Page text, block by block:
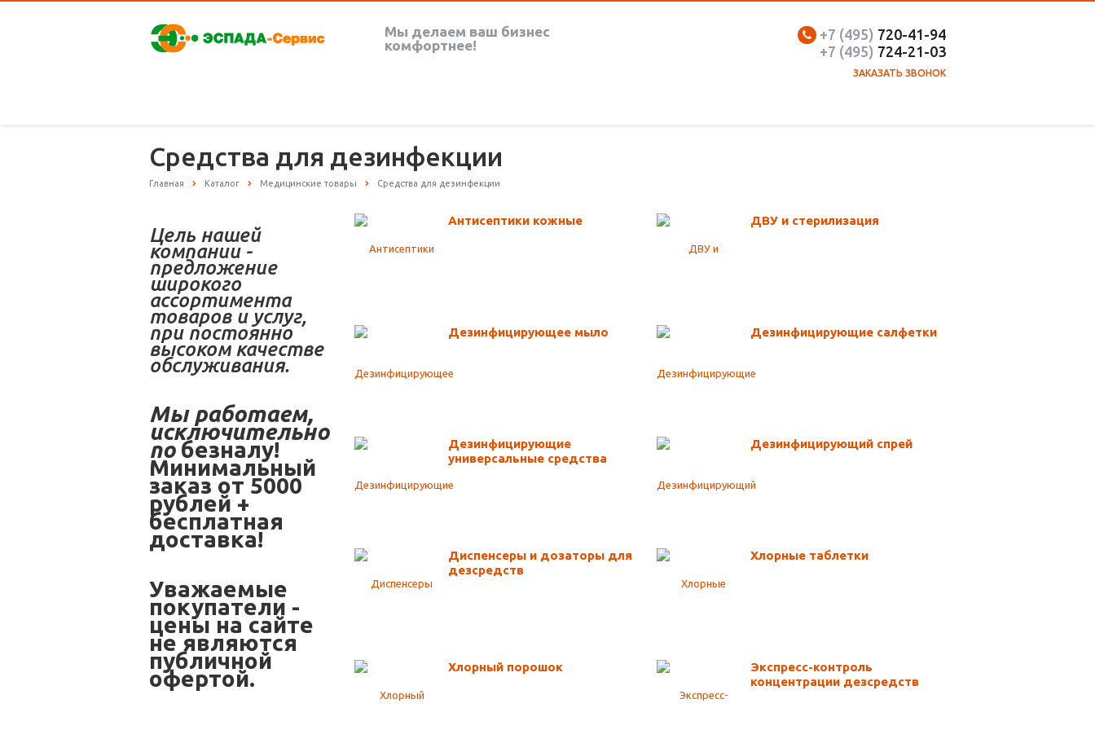
Мы делаем ваш бизнес
комфортнее!
+7 (495) 720-41-94
+7 (495) 724-21-03
ЗАКАЗАТЬ ЗВОНОК
Средства для дезинфекции
Главная Каталог Медицинские товары Средства для дезинфекции
Цель нашей
компании -
предложение
широкого
ассортимента
товаров и услуг,
при постоянно
высоком качестве
обслуживания.
Мы работаем,
исключительно
по безналу!
Минимальный
заказ от 5000
рублей +
бесплатная
доставка!
Уважаемые
покупатели -
цены на сайте
не являются
публичной
офертой.
Антисептики кожные ДВУ и стерилизация
Дезинфицирующее мыло Дезинфицирующие салфетки
Дезинфицирующие
универсальные средства
Дезинфицирующий спрей
Диспенсеры и дозаторы для
дезсредств
Хлорные таблетки
Хлорный порошок
Экспресс-контроль
концентрации дезсредств